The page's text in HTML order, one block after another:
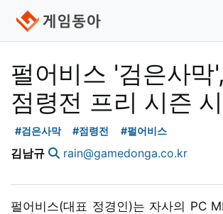
펄어비스 '검은사막
점령전 프리 시즌
#검은사막 #점령전 #펄어비스
김남규 rain@gamedonga.co.kr
펄어비스(대표 정경인)는 자사의 PC